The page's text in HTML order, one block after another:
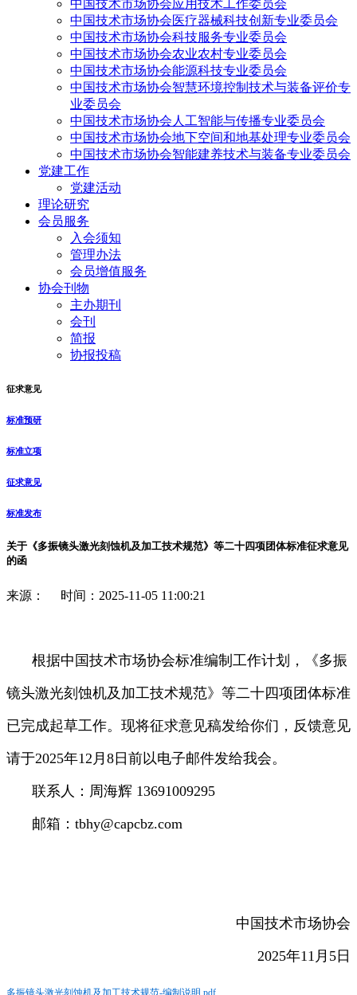
中国技术市场协会应用技术工作委员会
中国技术市场协会医疗器械科技创新专业委员会
中国技术市场协会科技服务专业委员会
中国技术市场协会农业农村专业委员会
中国技术市场协会能源科技专业委员会
中国技术市场协会智慧环境控制技术与装备评价专
业委员会
中国技术市场协会人工智能与传播专业委员会
中国技术市场协会地下空间和地基处理专业委员会
中国技术市场协会智能建养技术与装备专业委员会
党建工作
党建活动
理论研究
会员服务
入会须知
管理办法
会员增值服务
协会刊物
主办期刊
会刊
简报
协报投稿
征求意见
标准预研
标准立项
征求意见
标准发布
关于《多振镜头激光刻蚀机及加工技术规范》等二十四项团体标准征求意见
的函
来源： 时间：2025-11-05 11:00:21
根据中国技术市场协会标准编制工作计划，《多振
镜头激光刻蚀机及加工技术规范》等二十四项团体标准
已完成起草工作。现将征求意见稿发给你们，反馈意见
请于2025年12月8日前以电子邮件发给我会。
联系人：周海辉 13691009295
邮箱：tbhy@capcbz.com
中国技术市场协会
2025年11月5日
多振镜头激光刻蚀机及加工技术规范-编制说明.pdf